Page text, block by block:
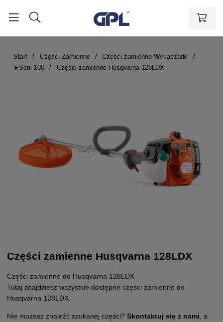
Start Części Zamienne
Części zamienne Wykaszarki
➤Serii 100
Części zamienne Husqvarna 128LDX
Części zamienne Husqvarna 128LDX
Części zamienne do Husqvarna 128LDX
Tutaj znajdziesz wszystkie dostępne części zamienne do
Husqvarna 128LDX.
Nie możesz znaleźć szukanej części? Skontaktuj się z nami , a